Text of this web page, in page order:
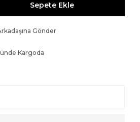
Sepete Ekle
Gönder
Kargoda